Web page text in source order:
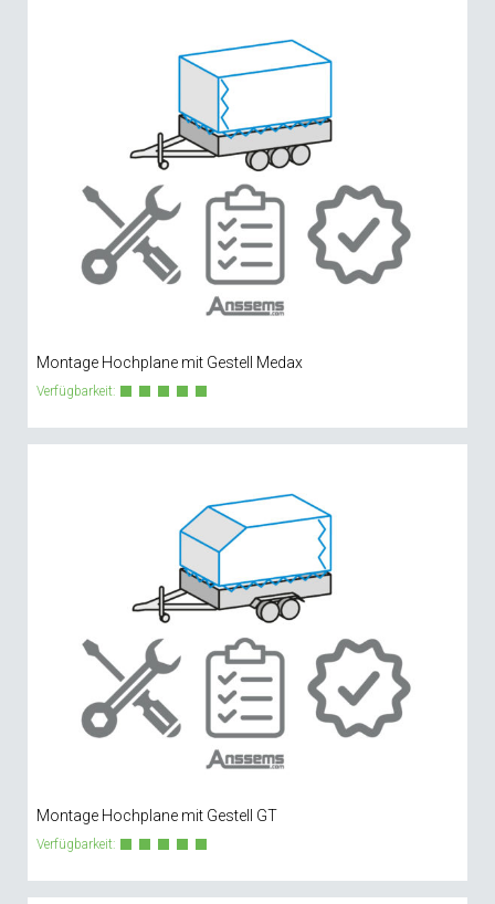
Montage Hochplane mit Gestell Medax
Verfügbarkeit:
Montage Hochplane mit Gestell GT
Verfügbarkeit: